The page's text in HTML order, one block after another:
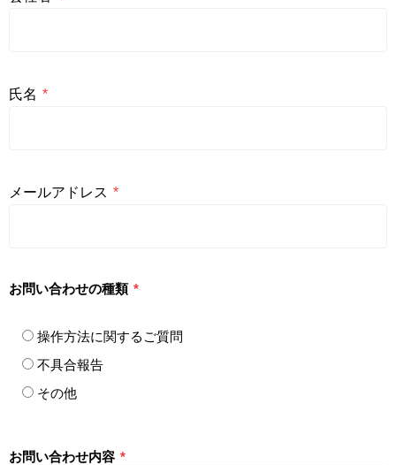
氏名 *
メールアドレス *
お問い合わせの種類 *
操作方法に関するご質問
不具合報告
その他
お問い合わせ内容 *